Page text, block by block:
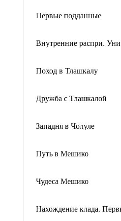
Первые подданные
Внутренние распри.
Поход в Тлашкалу
Дружба с Тлашкалой
Западня в Чолуле
Путь в Мешико
Чудеса Мешико
Нахождение клада.